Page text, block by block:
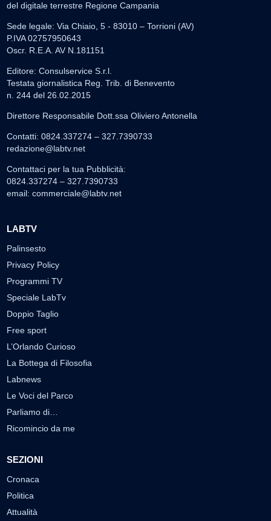
del digitale terrestre Regione Campania
Sede legale: Via Chiaio, 5 - 83010 – Torrioni (AV)
P.IVA 02757950643
Oscr. R.E.A. AV N.181151
Editore: Consulservice S.r.l.
Testata giornalistica Reg. Trib. di Benevento
n. 244 del 26.02.2015
Direttore Responsabile Dott.ssa Oliviero Antonella
Contatti: 0824.337274 – 327.7390733
redazione@labtv.net
Contattaci per la tua Pubblicità:
0824.337274 – 327.7390733
email: commerciale@labtv.net
LABTV
Palinsesto
Privacy Policy
Programmi TV
Speciale LabTv
Doppio Taglio
Free sport
L’Orlando Curioso
La Bottega di Filosofia
Labnews
Le Voci del Parco
Parliamo di…
Ricomincio da me
SEZIONI
Cronaca
Politica
Attualità